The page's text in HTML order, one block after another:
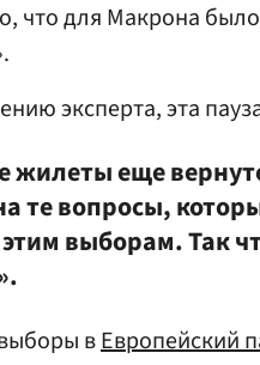
что для Макрона
эксперта, эта
жилеты еще
те вопросы,
выборам. Так
вЕвропейский